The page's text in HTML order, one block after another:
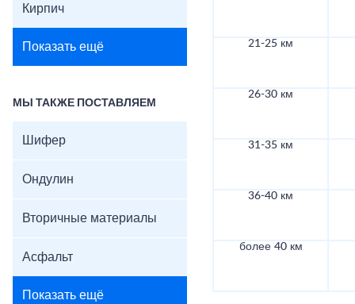
Кирпич
Показать ещё
МЫ ТАКЖЕ ПОСТАВЛЯЕМ
Шифер
Ондулин
Вторичные материалы
Асфальт
Показать ещё
21-25 км
26-30 км
31-35 км
36-40 км
более 40 км